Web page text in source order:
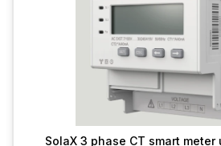
SolaX 3 phase CT smart meter